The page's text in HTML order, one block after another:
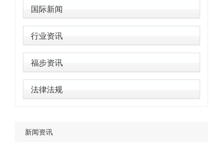
国际新闻
行业资讯
福步资讯
法律法规
新闻资讯